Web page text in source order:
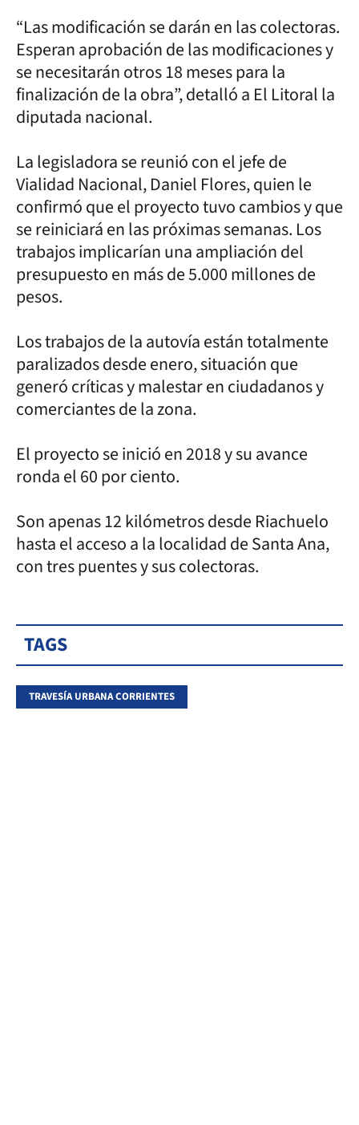
“Las modificación se darán en las colectoras.
Esperan aprobación de las modificaciones y
se necesitarán otros 18 meses para la
finalización de la obra”, detalló a El Litoral la
diputada nacional.
La legisladora se reunió con el jefe de
Vialidad Nacional, Daniel Flores, quien le
confirmó que el proyecto tuvo cambios y que
se reiniciará en las próximas semanas. Los
trabajos implicarían una ampliación del
presupuesto en más de 5.000 millones de
pesos.
Los trabajos de la autovía están totalmente
paralizados desde enero, situación que
generó críticas y malestar en ciudadanos y
comerciantes de la zona.
El proyecto se inició en 2018 y su avance
ronda el 60 por ciento.
Son apenas 12 kilómetros desde Riachuelo
hasta el acceso a la localidad de Santa Ana,
con tres puentes y sus colectoras.
TAGS
TRAVESÍA URBANA CORRIENTES